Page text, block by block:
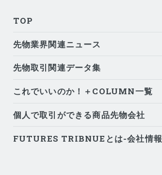
TOP
先物業界関連ニュース
先物取引関連データ集
これでいいのか！＋COLUMN一覧
個人で取引ができる商品先物会社
FUTURES TRIBNUEとは-会社情報